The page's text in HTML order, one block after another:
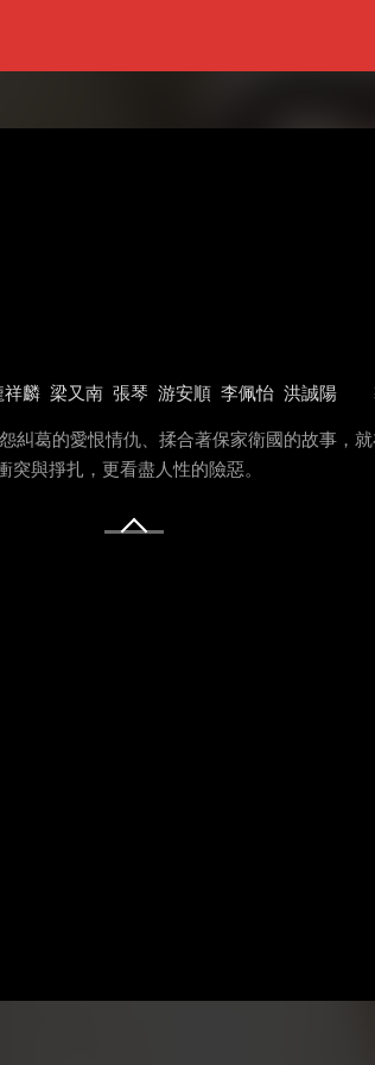
祥麟 梁又南 張琴 游安順 李佩怡 洪誠陽
葛的愛恨情仇、揉合著保家衛國的故事，
與掙扎，更看盡人性的險惡。